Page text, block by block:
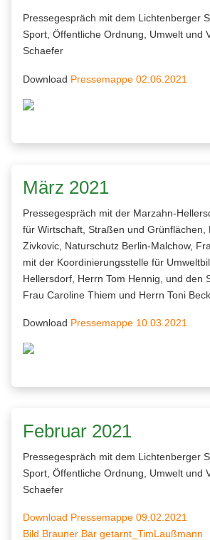
Pressegespräch mit dem Lichtenberger
Sport, Öffentliche Ordnung, Umwelt und
Schaefer
Download Pressemappe 02.06.2021
März 2021
Pressegespräch mit der Marzahn-
für Wirtschaft, Straßen und Grünflächen,
Zivkovic, Naturschutz Berlin-Malchow,
mit der Koordinierungsstelle für
Hellersdorf, Herrn Tom Hennig, und den
Frau Caroline Thiem und Herrn Toni
Download Pressemappe 10.03.2021
Februar 2021
Pressegespräch mit dem Lichtenberger
Sport, Öffentliche Ordnung, Umwelt und
Schaefer
Download Pressemappe 09.02.2021
Bild Brauner Bär getarnt_TimLaußmann